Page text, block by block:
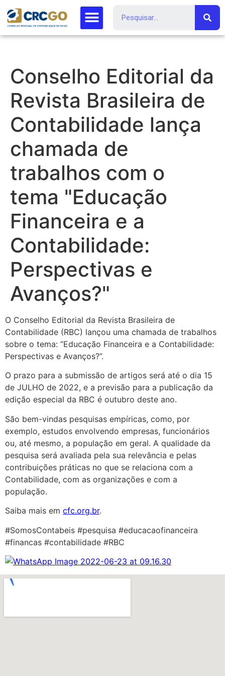
Conselho Editorial da
Revista Brasileira de
Contabilidade lança
chamada de
trabalhos com o
tema "Educação
Financeira e a
Contabilidade:
Perspectivas e
Avanços?"
O Conselho Editorial da Revista Brasileira de
Contabilidade (RBC) lançou uma chamada de trabalhos
sobre o tema: “Educação Financeira e a Contabilidade:
Perspectivas e Avanços?”.
O prazo para a submissão de artigos será até o dia 15
de JULHO de 2022, e a previsão para a publicação da
edição especial da RBC é outubro deste ano.
São bem-vindas pesquisas empíricas, como, por
exemplo, estudos envolvendo empresas, funcionários
ou, até mesmo, a população em geral. A qualidade da
pesquisa será avaliada pela sua relevância e pelas
contribuições práticas no que se relaciona com a
Contabilidade, com as organizações e com a
população.
Saiba mais em cfc.org.br.
#SomosContabeis #pesquisa #educacaofinanceira
#financas #contabilidade #RBC